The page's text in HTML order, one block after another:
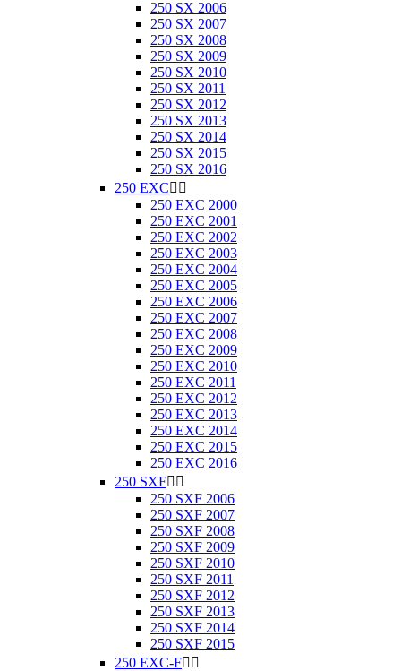
250 SX 2006
250 SX 2007
250 SX 2008
250 SX 2009
250 SX 2010
250 SX 2011
250 SX 2012
250 SX 2013
250 SX 2014
250 SX 2015
250 SX 2016
250 EXC 
250 EXC 2000
250 EXC 2001
250 EXC 2002
250 EXC 2003
250 EXC 2004
250 EXC 2005
250 EXC 2006
250 EXC 2007
250 EXC 2008
250 EXC 2009
250 EXC 2010
250 EXC 2011
250 EXC 2012
250 EXC 2013
250 EXC 2014
250 EXC 2015
250 EXC 2016
250 SXF 
250 SXF 2006
250 SXF 2007
250 SXF 2008
250 SXF 2009
250 SXF 2010
250 SXF 2011
250 SXF 2012
250 SXF 2013
250 SXF 2014
250 SXF 2015
250 EXC-F 